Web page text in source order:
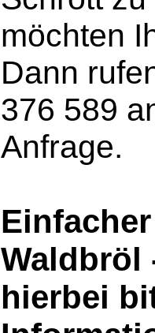
möchten
Dann
376 589
Anfrage.
Waldbröl
hierbei